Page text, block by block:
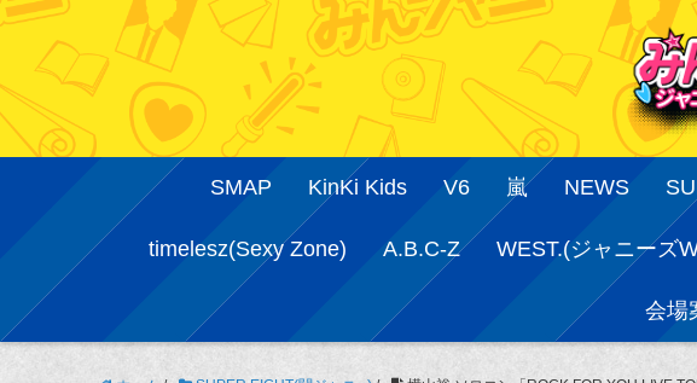
SMAP KinKi Kids V6 嵐 NEWS
timelesz(Sexy Zone) A.B.C-Z WEST.(ジャニーズ
会場